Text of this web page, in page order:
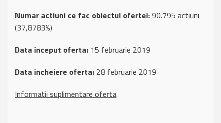
Numar actiuni ce fac obiectul ofertei:90.795 actiuni
(37,8783%)
Data inceput oferta: 15 februarie 2019
Data incheiere oferta: 28 februarie 2019
Informatii suplimentare oferta